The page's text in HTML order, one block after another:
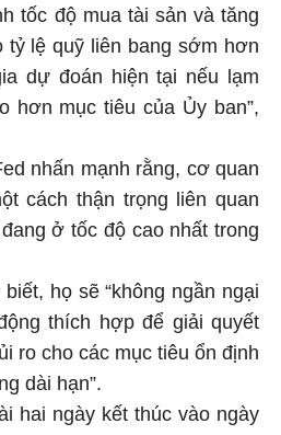
tốc độ mua tài sản và tăng
tỷ lệ quỹ liên bang sớm hơn
dự đoán hiện tại nếu lạm
hơn mục tiêu của Ủy ban”,
nhấn mạnh rằng, cơ quan
cách thận trọng liên quan
ở tốc độ cao nhất trong
họ sẽ “không ngần ngại
thích hợp để giải quyết
ro cho các mục tiêu ổn định
dài hạn”.
hai ngày kết thúc vào ngày